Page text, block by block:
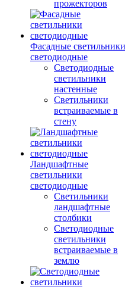
прожекторов
Фасадные светильники
светодиодные
Светодиодные
светильники
настенные
Светильники
встраиваемые в
стену
Ландшафтные
светильники
светодиодные
Светильники
ландшафтные
столбики
Светодиодные
светильники
встраиваемые в
землю